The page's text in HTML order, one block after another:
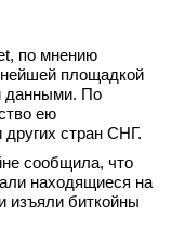
по мнению
площадкой
данными. По
ею
стран СНГ.
сообщила, что
находящиеся на
изъяли биткойны